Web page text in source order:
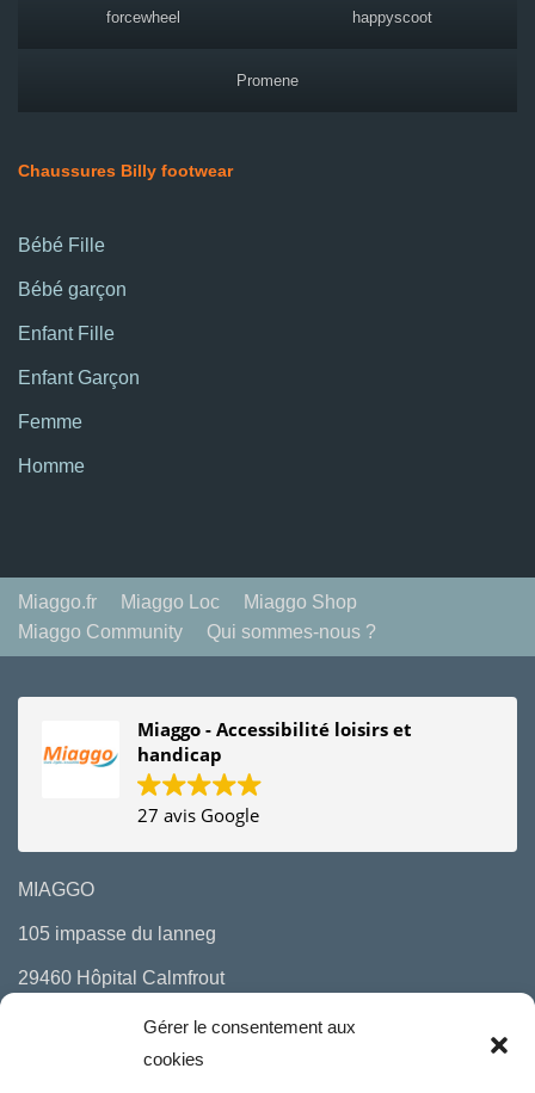
Gérer le consentement aux
cookies
forcewheel happyscoot
Promene
Chaussures Billy footwear
Bébé Fille
Bébé garçon
Enfant Fille
Enfant Garçon
Femme
Homme
Miaggo.fr Miaggo Loc
Miaggo Shop
Miaggo Community
Qui sommes-nous ?
Miaggo - Accessibilité loisirs et
handicap
27 avis Google
MIAGGO
105 impasse du lanneg
29460 Hôpital Calmfrout
06 10 29 97 00
mail : bonjour(a)miaggo.fr